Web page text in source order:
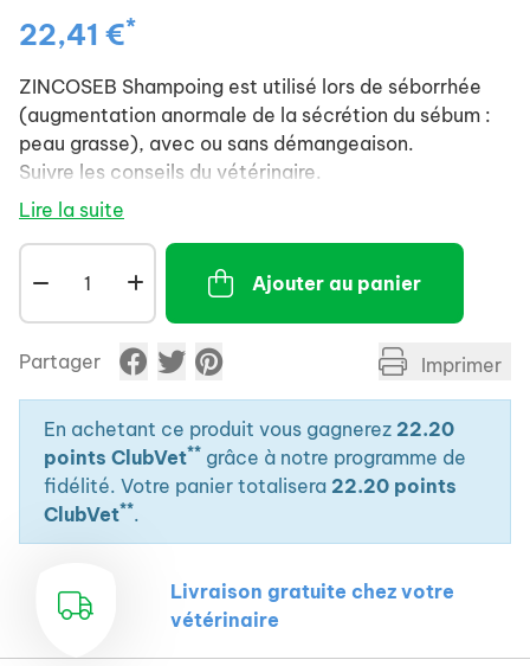
22,41 €*
ZINCOSEB Shampoing est utilisé lors de séborrhée
(augmentation anormale de la sécrétion du sébum :
peau grasse), avec ou sans démangeaison.
Suivre les conseils du vétérinaire.
ZINCOSEB Shampooing peut aussi être utilisé chez
Lire la suite
Ajouter au panier
Partager Imprimer
En achetant ce produit vous gagnerez 22.20
points ClubVet** grâce à notre programme de
fidélité. Votre panier totalisera 22.20 points
ClubVet**.
Livraison gratuite chez votre
vétérinaire